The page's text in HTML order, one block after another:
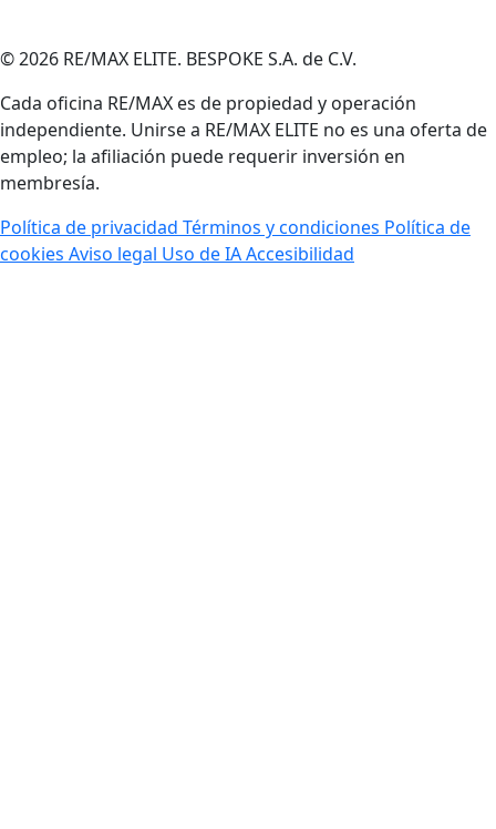
© 2026 RE/MAX ELITE. BESPOKE S.A. de C.V.
Cada oficina RE/MAX es de propiedad y operación
independiente. Unirse a RE/MAX ELITE no es una oferta de
empleo; la afiliación puede requerir inversión en
membresía.
Política de privacidad Términos y condiciones Política de
cookies Aviso legal Uso de IAAccesibilidad